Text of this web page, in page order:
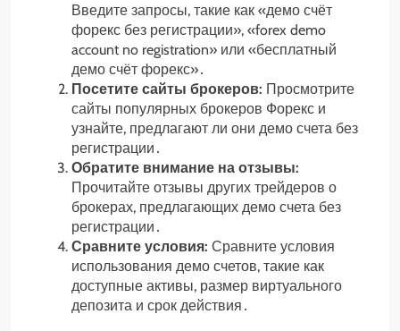
Введите запросы, такие как «демо счёт
форекс без регистрации», «forex demo
account no registration» или «бесплатный
демо счёт форекс»․
Посетите сайты брокеров: Просмотрите
сайты популярных брокеров Форекс и
узнайте, предлагают ли они демо счета без
регистрации․
Обратите внимание на отзывы:
Прочитайте отзывы других трейдеров о
брокерах, предлагающих демо счета без
регистрации․
Сравните условия: Сравните условия
использования демо счетов, такие как
доступные активы, размер виртуального
депозита и срок действия․